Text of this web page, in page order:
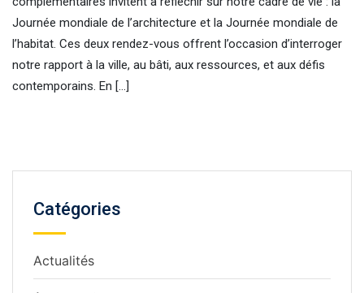
Journée mondiale de l’architecture et la Journée mondiale de
l’habitat. Ces deux rendez-vous offrent l’occasion d’interroger
notre rapport à la ville, au bâti, aux ressources, et aux défis
contemporains. En […]
Catégories
Actualités